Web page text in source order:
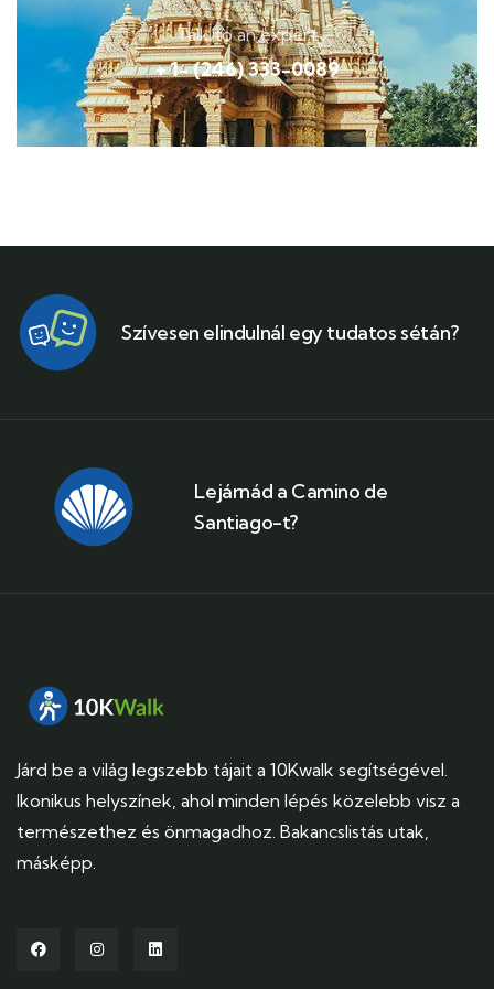
Talk to an expert
+ 1- (246) 333-0089
Szívesen elindulnál egy tudatos sétán?
Lejárnád a Camino de
Santiago-t?
Járd be a világ legszebb tájait a 10Kwalk segítségével.
Ikonikus helyszínek, ahol minden lépés közelebb visz a
természethez és önmagadhoz. Bakancslistás utak,
másképp.